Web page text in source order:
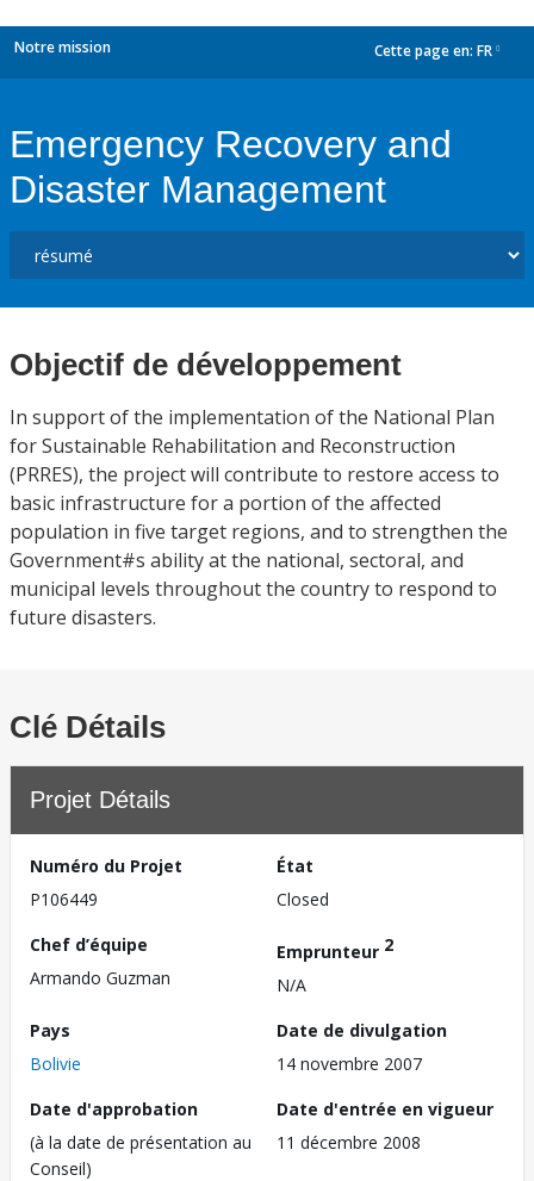
Notre mission Cette page en: FR
Emergency Recovery and
Disaster Management
Objectif de développement
In support of the implementation of the National Plan
for Sustainable Rehabilitation and Reconstruction
(PRRES), the project will contribute to restore access to
basic infrastructure for a portion of the affected
population in five target regions, and to strengthen the
Government#s ability at the national, sectoral, and
municipal levels throughout the country to respond to
future disasters.
Clé Détails
Projet Détails
Numéro du Projet
P106449
État
Closed
Chef d’équipe
Armando Guzman
Emprunteur 2
N/A
Pays
Bolivie
Date de divulgation
14 novembre 2007
Date d'approbation
(à la date de présentation au
Conseil)
Date d'entrée en vigueur
11 décembre 2008